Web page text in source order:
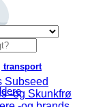
transport
Subseed
-og Skunkfrø